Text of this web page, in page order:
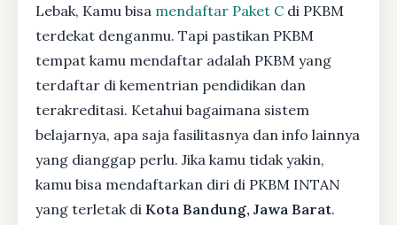
Lebak, Kamu bisa mendaftar Paket C di PKBM
terdekat denganmu. Tapi pastikan PKBM
tempat kamu mendaftar adalah PKBM yang
terdaftar di kementrian pendidikan dan
terakreditasi. Ketahui bagaimana sistem
belajarnya, apa saja fasilitasnya dan info lainnya
yang dianggap perlu. Jika kamu tidak yakin,
kamu bisa mendaftarkan diri di PKBM INTAN
yang terletak di Kota Bandung, Jawa Barat.